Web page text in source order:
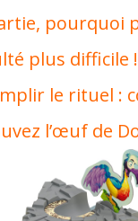
pourquoi
plus difficile
le rituel :
l’œuf de